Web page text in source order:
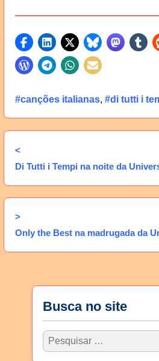
#canções italianas, #di tutti i
<
Di Tutti i Tempi na noite da
>
Only the Best na madrugada da
Busca no site